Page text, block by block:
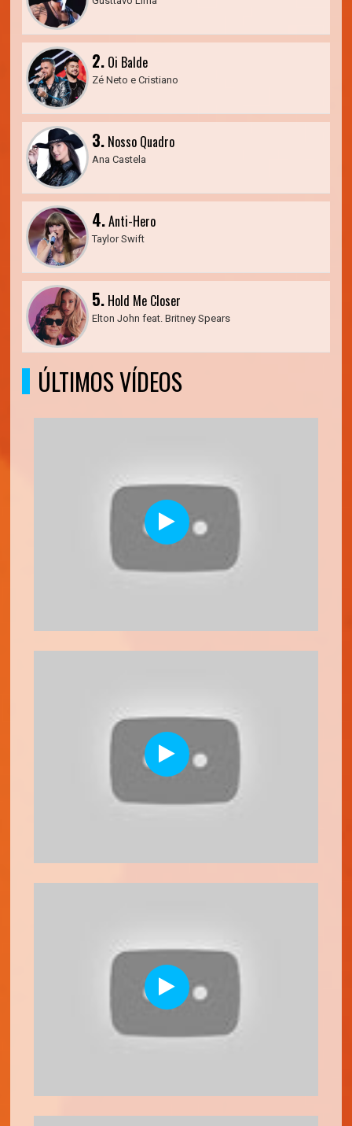
2. Oi Balde
Zé Neto e Cristiano
3. Nosso Quadro
Ana Castela
4.Anti-Hero
Taylor Swift
5. Hold Me Closer
Elton John feat. Britney Spears
ÚLTIMOS VÍDEOS